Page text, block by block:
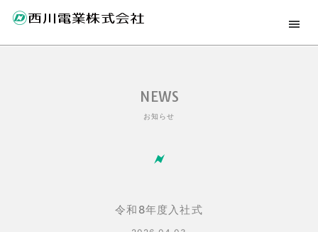
NEWS
お知らせ
令和8年度入社式